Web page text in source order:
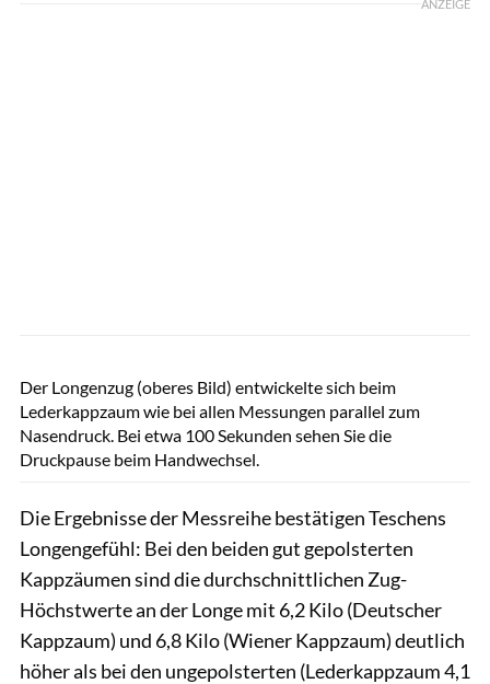
ANZEIGE
Der Longenzug (oberes Bild) entwickelte sich beim
Lederkappzaum wie bei allen Messungen parallel zum
Nasendruck. Bei etwa 100 Sekunden sehen Sie die
Druckpause beim Handwechsel.
Die Ergebnisse der Messreihe bestätigen Teschens
Longengefühl: Bei den beiden gut gepolsterten
Kappzäumen sind die durchschnittlichen Zug-
Höchstwerte an der Longe mit 6,2 Kilo (Deutscher
Kappzaum) und 6,8 Kilo (Wiener Kappzaum) deutlich
höher als bei den ungepolsterten (Lederkappzaum 4,1